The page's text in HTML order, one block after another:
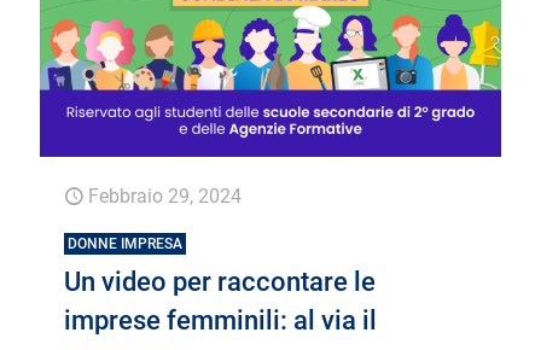
Febbraio 29, 2024
DONNE IMPRESA
Un video per raccontare le
imprese femminili: al via il